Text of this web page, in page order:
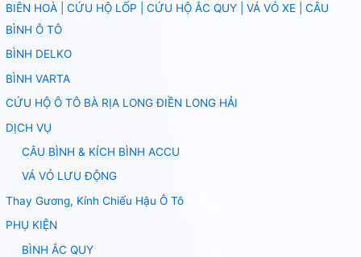
BIÊN HOÀ | CỨU HỘ LỐP | CỨU HỘ ẮC QUY | VÁ VỎ XE | CÂU
BÌNH Ô TÔ
BÌNH DELKO
BÌNH VARTA
CỨU HỘ Ô TÔ BÀ RỊA LONG ĐIỀN LONG HẢI
DỊCH VỤ
CÂU BÌNH & KÍCH BÌNH ACCU
VÁ VỎ LƯU ĐỘNG
Thay Gương, Kính Chiếu Hậu Ô Tô
PHỤ KIỆN
BÌNH ẮC QUY